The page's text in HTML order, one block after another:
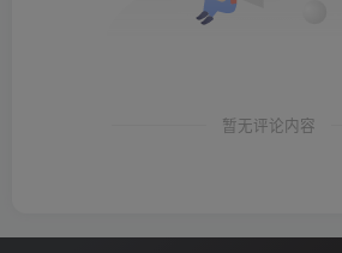
暂无评论内容